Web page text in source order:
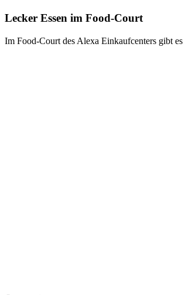
Lecker Essen im Food-Court
Im Food-Court des Alexa Einkaufcenters gibt